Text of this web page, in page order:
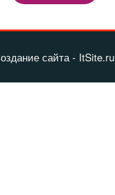
сайта - ItSite.ru